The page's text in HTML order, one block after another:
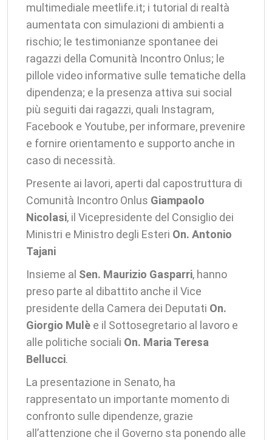
multimediale meetlife.it; i tutorial di realtà
aumentata con simulazioni di ambienti a
rischio; le testimonianze spontanee dei
ragazzi della Comunità Incontro Onlus; le
pillole video informative sulle tematiche della
dipendenza; e la presenza attiva sui social
più seguiti dai ragazzi, quali Instagram,
Facebook e Youtube, per informare, prevenire
e fornire orientamento e supporto anche in
caso di necessità.
Presente ai lavori, aperti dal capostruttura di
Comunità Incontro Onlus Giampaolo
Nicolasi, il Vicepresidente del Consiglio dei
Ministri e Ministro degli Esteri On. Antonio
Tajani
Insieme al Sen. Maurizio Gasparri, hanno
preso parte al dibattito anche il Vice
presidente della Camera dei Deputati On.
Giorgio Mulè e il Sottosegretario al lavoro e
alle politiche sociali On. Maria Teresa
Bellucci.
La presentazione in Senato, ha
rappresentato un importante momento di
confronto sulle dipendenze, grazie
all’attenzione che il Governo sta ponendo alle